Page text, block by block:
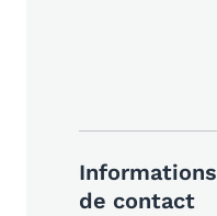
Informations
de contact